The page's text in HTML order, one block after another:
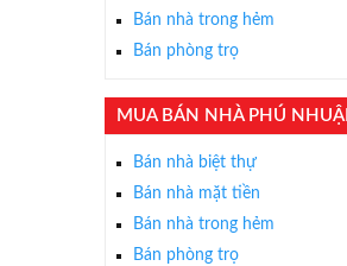
và 50 sales thân thiện, nhiệt tình,
Bán nhà trong hẻm
Bán phòng trọ
MUA BÁN NHÀ PHÚ
Bán nhà biệt thự
Bán nhà mặt tiền
Bán nhà trong hẻm
Bán phòng trọ